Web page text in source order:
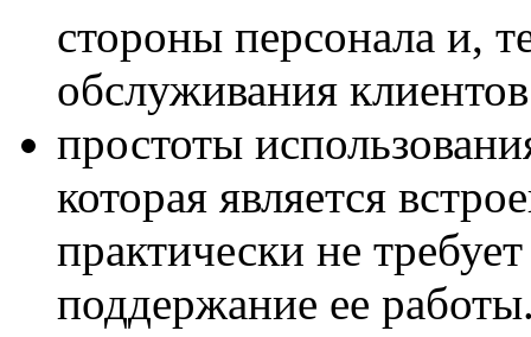
стороны персонала и,
обслуживания
простоты
которая является
практически не
поддержание ее